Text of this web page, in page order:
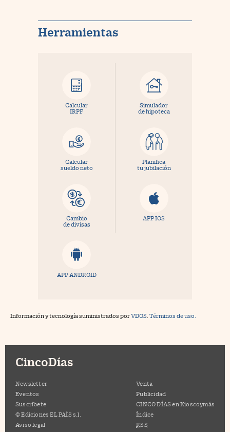
Herramientas
Calcular
IRPF
Simulador
de hipoteca
Calcular
sueldo neto
Planifica
tu jubilación
Cambio
de divisas
APP IOS
APP ANDROID
Información y tecnología suministrados porVDOS Términos de uso.
CincoDías
Newsletter
Eventos
Suscríbete
© Ediciones EL PAÍS s.l.
Aviso legal
Venta
Publicidad
CINCO DÍAS en Kioscoymás
Índice
RSS